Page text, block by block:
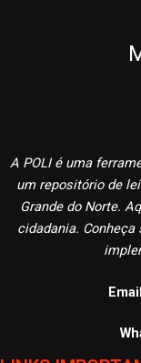
A POLI é uma
um repositório de
Grande do Norte.
cidadania.